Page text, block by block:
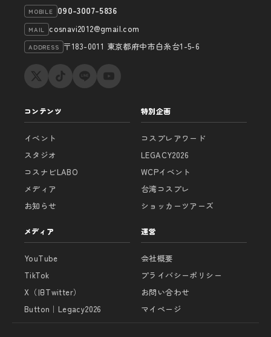
MOBILE 090-3007-5836
MAIL cosnavi2012@gmail.com
ADDRESS 〒183-0011 東京都府中市白糸台1-5-6
コンテンツ
イベント
スタジオ
コスナビLABO
メディア
お知らせ
特別企画
コスプレアワード
LEGACY2026
WCPイベント
台湾コスプレ
ショッカーツアーズ
メディア
YouTube
TikTok
X（旧Twitter）
Button｜Legacy2026
運営
会社概要
プライバシーポリシー
お問い合わせ
マイページ